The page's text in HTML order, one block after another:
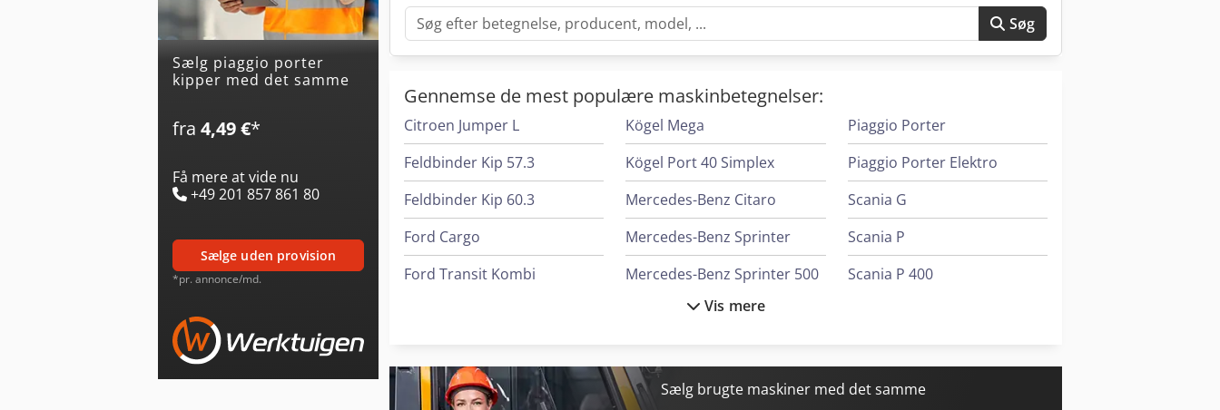
Sælg piaggio porter
kipper med det samme
fra 4,49 €*
Få mere at vide nu
+49 201 857 861 80
sælge uden provision
*pr. annonce/md.
Søg
Gennemse de mest populære maskinbetegnelser:
Citroen Jumper L
Feldbinder Kip 57.3
Feldbinder Kip 60.3
Ford Cargo
Ford Transit Kombi
Kögel Box
Kögel Mega
Kögel Port 40 Simplex
Mercedes-Benz Citaro
Mercedes-Benz Sprinter
Mercedes-Benz Sprinter 500
Mercedes-Benz V
Peugeot Boxer
Piaggio Porter
Piaggio Porter Elektro
Scania G
Scania P
Scania P 400
Vis mere
Sælg brugte maskiner med det samme